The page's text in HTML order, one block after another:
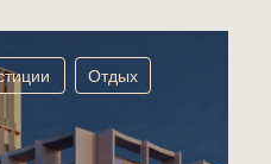
Отдых